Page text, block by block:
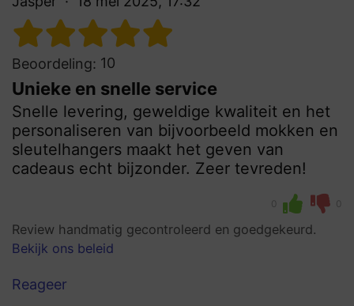
Beoordeling: 10
Unieke en snelle service
Snelle levering, geweldige kwaliteit en het
personaliseren van bijvoorbeeld mokken en
sleutelhangers maakt het geven van
cadeaus echt bijzonder. Zeer tevreden!
0 0
Review handmatig gecontroleerd en goedgekeurd.
Bekijk ons beleid
Reageer